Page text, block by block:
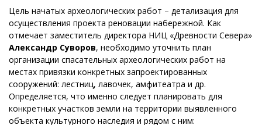
Цель начатых археологических работ – детализация для
осуществления проекта реновации набережной. Как
отмечает заместитель директора НИЦ «Древности Севера»
Александр Суворов, необходимо уточнить план
организации спасательных археологических работ на
местах привязки конкретных запроектированных
сооружений: лестниц, лавочек, амфитеатра и др.
Определяется, что именно следует планировать для
конкретных участков земли на территории выявленного
объекта культурного наследия и рядом с ним: